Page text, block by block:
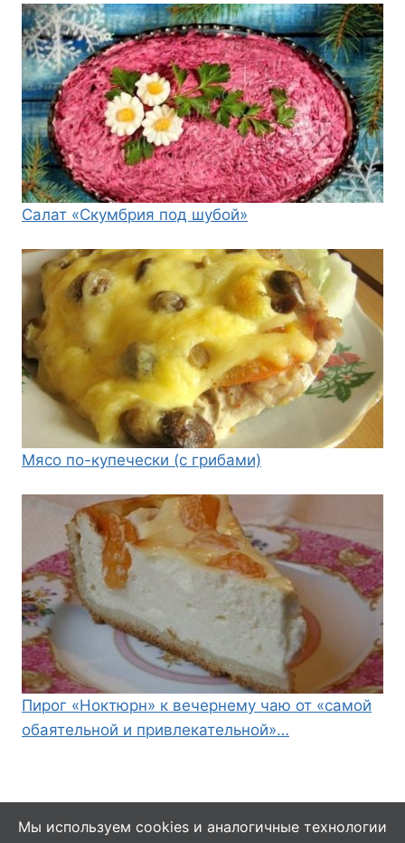
Салат «Скумбрия под шубой»
Мясо по-купечески (с грибами)
Пирог «Ноктюрн» к вечернему чаю от «самой
обаятельной и привлекательной»…
Мы используем cookies и аналогичные технологии